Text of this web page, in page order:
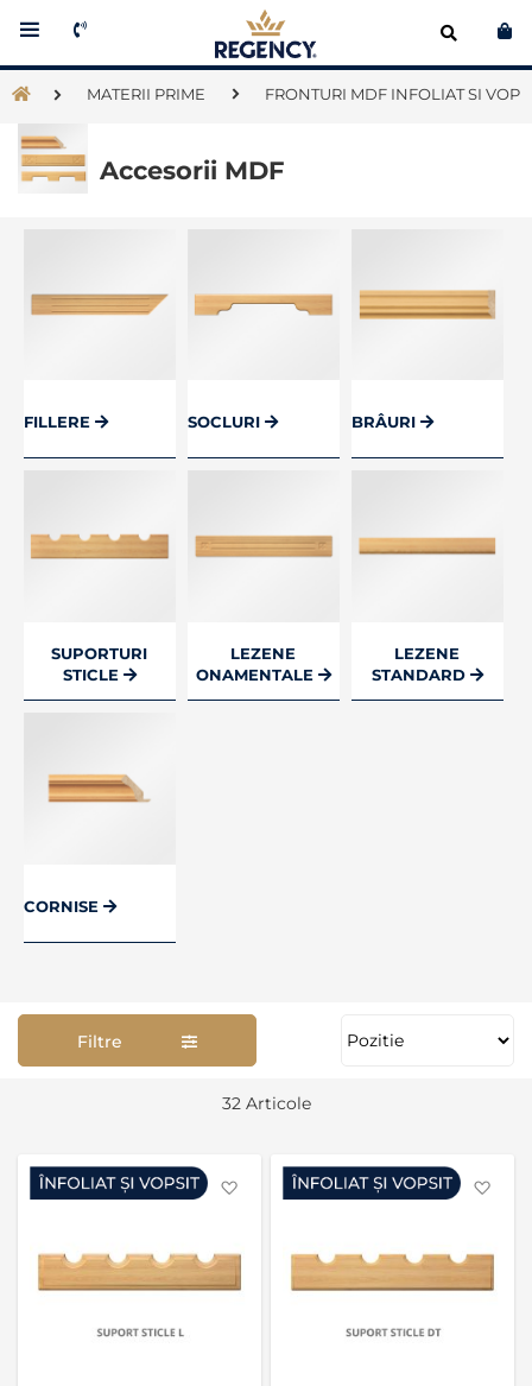
MATERII PRIME FRONTURI MDF INFOLIAT SI
Accesorii MDF
FILLERE SOCLURI BRÂURI
SUPORTURI
STICLE
LEZENE
ONAMENTALE
LEZENE
STANDARD
CORNISE
32Articole
Favorite
Filtre